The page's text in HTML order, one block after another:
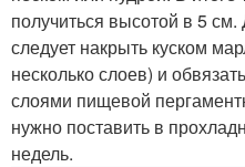
получиться высотой в 5
следует накрыть куском
несколько слоев) и
слоями пищевой
нужно поставить в
недель.